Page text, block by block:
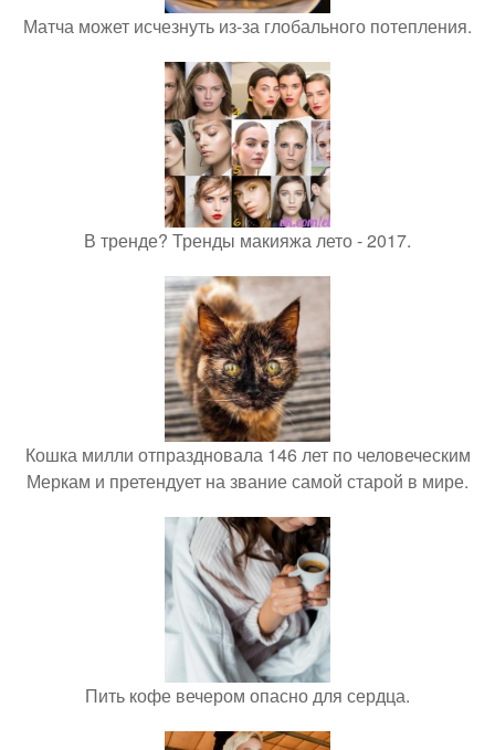
Матча может исчезнуть из-за глобального потепления.
В тренде? Тренды макияжа лето - 2017.
Кошка милли отпраздновала 146 лет по человеческим
Меркам и претендует на звание самой старой в мире.
Пить кофе вечером опасно для сердца.